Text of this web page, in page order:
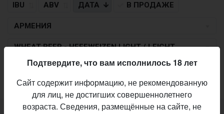
IBU ABV ДАТА В ПРОДАЖЕ
АРМЕНИЯ
WHEAT BEER - HEFEWEIZEN LIGHT / LEICHT
Пиво по заданным критериям не найдено
Подтвердите, что вам исполнилось 18 лет
Сайт содержит информацию, не рекомендованную
для лиц, не достигших совершеннолетнего
возраста. Сведения, размещённые на сайте, не